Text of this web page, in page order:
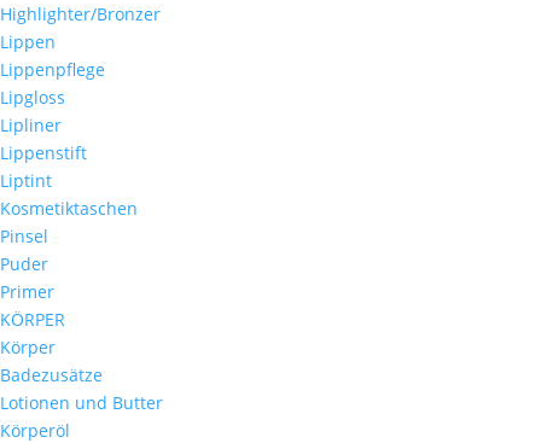
Highlighter/Bronzer
Lippen
Lippenpflege
Lipgloss
Lipliner
Lippenstift
Liptint
Kosmetiktaschen
Pinsel
Puder
Primer
KÖRPER
Körper
Badezusätze
Lotionen und Butter
Körperöl